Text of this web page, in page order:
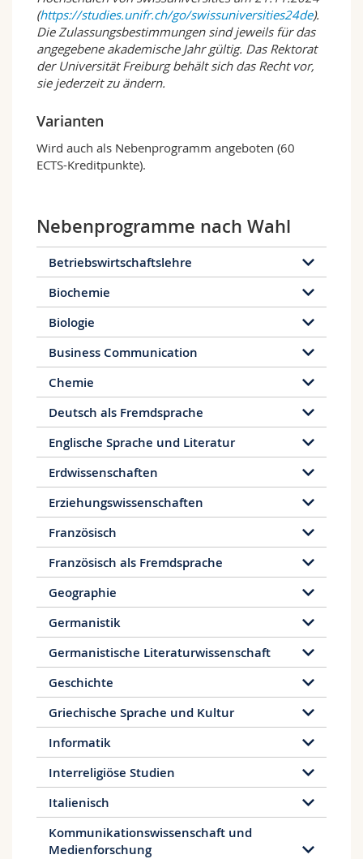
Vorlesungen mit integriertem Diskussionsteil
oder in der Zusammenarbeit in studentischen
Gruppen. Gefördert wird dabei sowohl die
inhaltliche Auseinandersetzung als auch die
Reflexion über die gemeinsame
Zusammenarbeit und Organisation der Arbeit
und Sozialpolitik vermitteln das theoretische
und konzeptionelle Rüstzeug für
sowie in den Medien. Die Ausbildung befähigt
zu einer beruflichen Tätigkeit in
verschiedensten Bereichen wie beispielsweise
Analyse, Planung, Entwicklung, Leitung,
Umsetzung und Evaluation von Projekten im
Sozialbereich; Unterricht und Ausbildung;
Mitarbeit in Verbänden, internationalen
Organisationen oder Organisationen der
Entwicklungszusammenarbeit sowie in
professionellen Unterstützung aktiver
Bearbeitung unterschiedlicher sozialer
Probleme im Rahmen von Sozialpolitik,
Beratung oder innerhalb der Sozialdienste.
(https://studies.unifr.ch/go/swissuniversities24de).
Die Zulassungsbestimmungen sind jeweils für das
angegebene akademische Jahr gültig. Das Rektorat
der Universität Freiburg behält sich das Recht vor,
sie jederzeit zu ändern.
Varianten
Wird auch als Nebenprogramm angeboten (60
ECTS-Kreditpunkte).
Nebenprogramme nach Wahl
Betriebswirtschaftslehre
Biochemie
Biologie
Business Communication
Chemie
Deutsch als Fremdsprache
Englische Sprache und Literatur
Erdwissenschaften
Erziehungswissenschaften
Französisch
Französisch als Fremdsprache
Geographie
Germanistik
Germanistische Literaturwissenschaft
Geschichte
Griechische Sprache und Kultur
Informatik
Interreligiöse Studien
Italienisch
Kommunikationswissenschaft und
Medienforschung